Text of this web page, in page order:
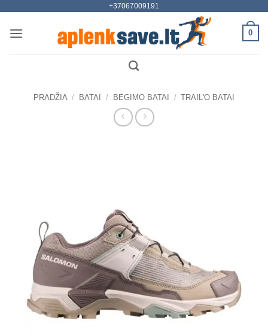
content
+37067009191
0
PRADŽIA / BATAI / BĖGIMO BATAI / TRAIL'O BATAI